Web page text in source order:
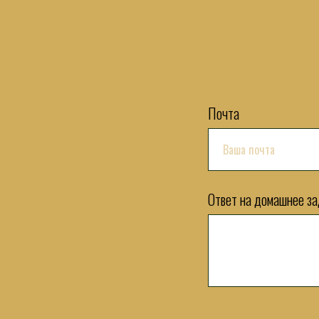
Почта
Ответ на домашнее